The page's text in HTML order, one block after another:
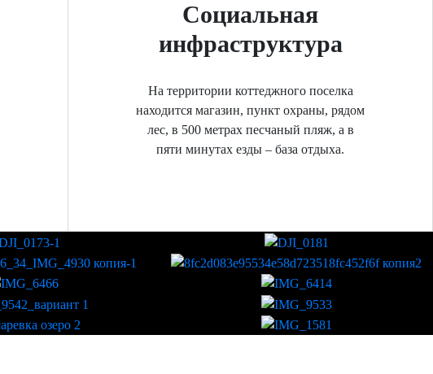
Социальная
инфраструктура
На территории коттеджного поселка
находится магазин, пункт охраны, рядом
лес, в 500 метрах песчаный пляж, а в
пяти минутах езды – база отдыха.